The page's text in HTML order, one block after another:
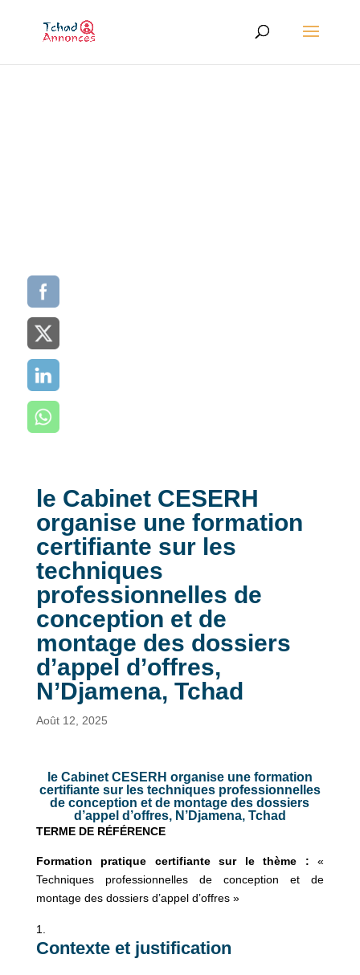
le Cabinet CESERH
organise une formation
certifiante sur les
techniques
professionnelles de
conception et de
montage des dossiers
d’appel d’offres,
N’Djamena, Tchad
Août 12, 2025
le Cabinet CESERH organise une formation
certifiante sur les techniques professionnelles
de conception et de montage des dossiers
d’appel d’offres, N’Djamena, Tchad
TERME DE RÉFÉRENCE
Formation pratique certifiante sur le thème : «
Techniques professionnelles de conception et de
montage des dossiers d’appel d’offres »
Contexte et justification